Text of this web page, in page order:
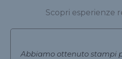
Scopri esperienze
Abbiamo ottenuto stampi